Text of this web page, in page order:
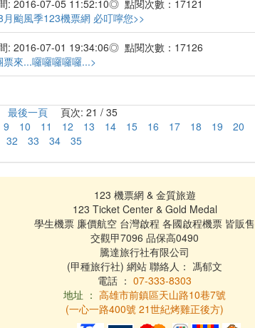
2016-07-05 11:52:10◎ 點閱次數：17121
月颱風季123機票網 必叮嚀您>>
2016-07-01 19:34:06◎ 點閱次數：17126
票來...囉囉囉囉囉...>
最後一頁 頁次: 21 / 35
9 10 11 12 13 14 15 16 17 18 19 20
32 33 34 35
123 機票網 & 金質旅遊
123 Ticket Center & Gold Medal
學生機票 廉價航空 台灣啟程 各國啟程機票 皆販售
交觀甲7096 品保高0490
騰達旅行社有限公司
(甲種旅行社) 網站 聯絡人： 馮郁文
電話 ： 07-333-8303
地址 ： 高雄市前鎮區天山路10巷7號
(一心一路400號 21世紀烤雞正後方)